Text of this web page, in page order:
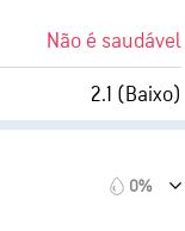
30000 pés
Não é saudável
2.1 (Baixo)
claro)
1%
0%